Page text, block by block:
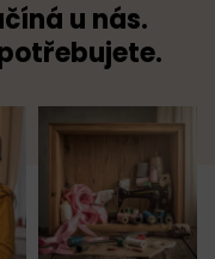
u nás.